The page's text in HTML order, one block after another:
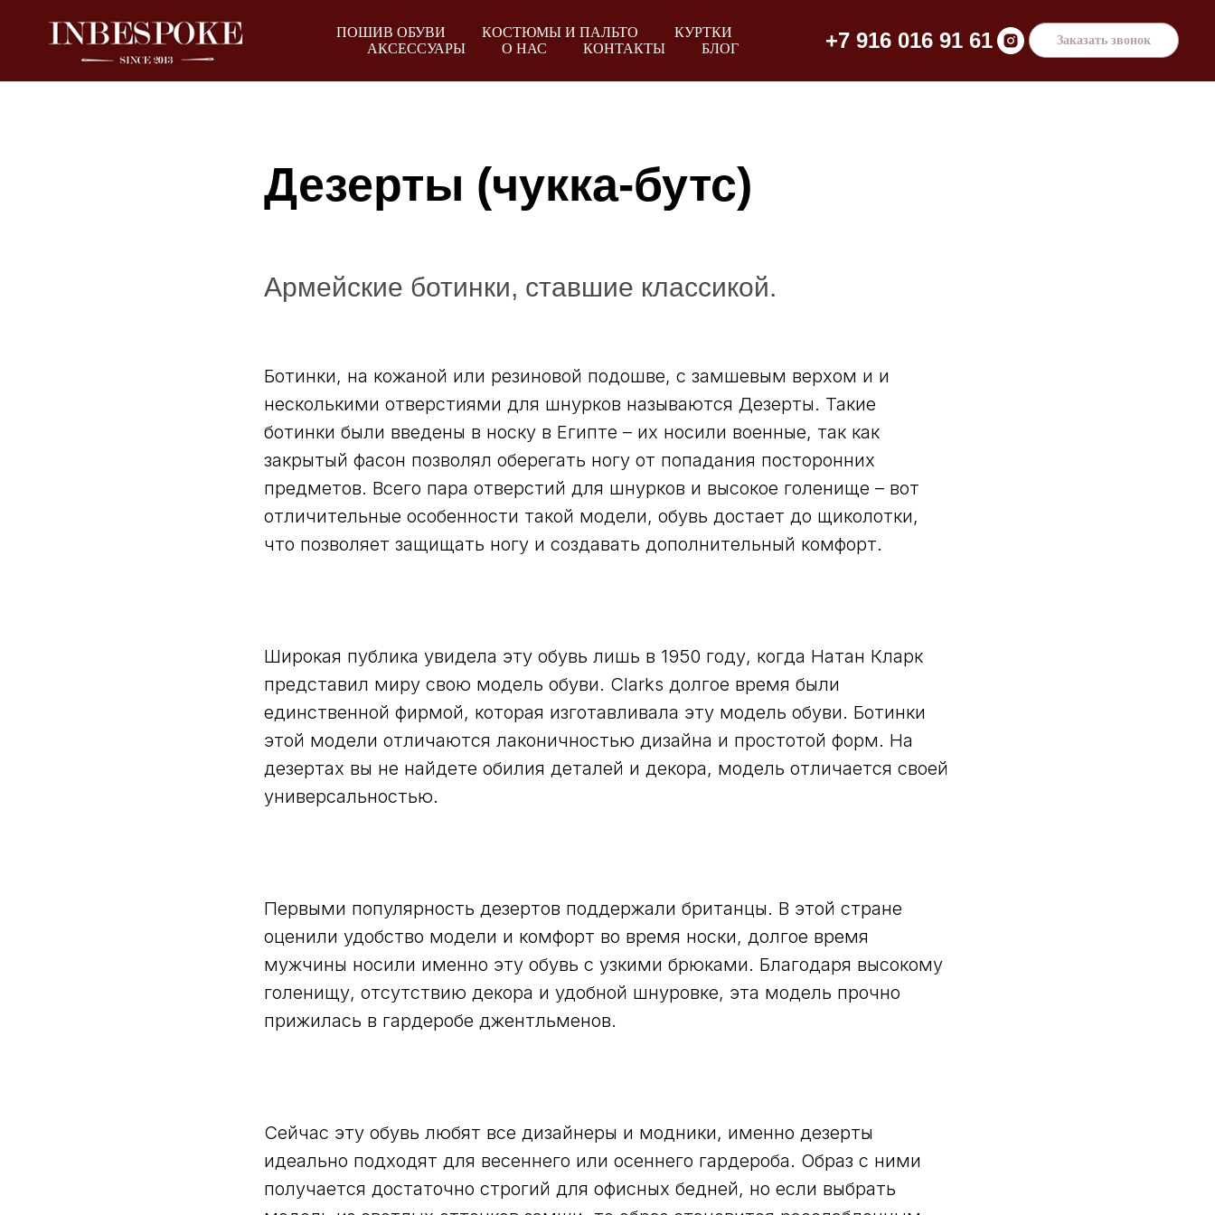
ПОШИВ ОБУВИ КОСТЮМЫ И ПАЛЬТО
КУРТКИ
АКСЕССУАРЫ
О НАС КОНТАКТЫ БЛОГ +7 916 016 91 61 Заказать звонок
Дезерты (чукка-бутс)
Армейские ботинки, ставшие классикой.
Ботинки, на кожаной или резиновой подошве, с замшевым верхом и и
несколькими отверстиями для шнурков называются Дезерты. Такие
ботинки были введены в носку в Египте – их носили военные, так как
закрытый фасон позволял оберегать ногу от попадания посторонних
предметов. Всего пара отверстий для шнурков и высокое голенище – вот
отличительные особенности такой модели, обувь достает до щиколотки,
что позволяет защищать ногу и создавать дополнительный комфорт.
Широкая публика увидела эту обувь лишь в 1950 году, когда Натан Кларк
представил миру свою модель обуви. Clarks долгое время были
единственной фирмой, которая изготавливала эту модель обуви. Ботинки
этой модели отличаются лаконичностью дизайна и простотой форм. На
дезертах вы не найдете обилия деталей и декора, модель отличается своей
универсальностью.
Первыми популярность дезертов поддержали британцы. В этой стране
оценили удобство модели и комфорт во время носки, долгое время
мужчины носили именно эту обувь с узкими брюками. Благодаря высокому
голенищу, отсутствию декора и удобной шнуровке, эта модель прочно
прижилась в гардеробе джентльменов.
Сейчас эту обувь любят все дизайнеры и модники, именно дезерты
идеально подходят для весеннего или осеннего гардероба. Образ с ними
получается достаточно строгий для офисных бедней, но если выбрать